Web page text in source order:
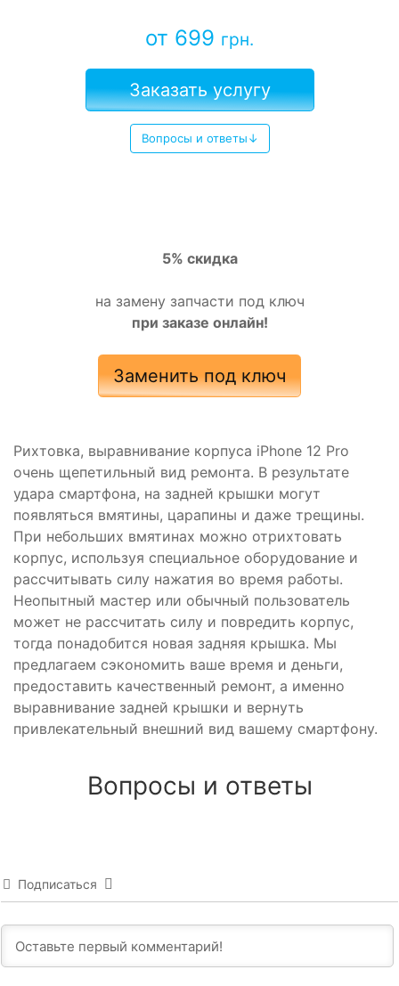
от 699 грн.
Заказать услугу
Вопросы и ответы↓
5% скидка
на замену запчасти под ключ
при заказе онлайн!
Заменить под ключ
Рихтовка, выравнивание корпуса iPhone 12 Pro
очень щепетильный вид ремонта. В результате
удара смартфона, на задней крышки могут
появляться вмятины, царапины и даже трещины.
При небольших вмятинах можно отрихтовать
корпус, используя специальное оборудование и
рассчитывать силу нажатия во время работы.
Неопытный мастер или обычный пользователь
может не рассчитать силу и повредить корпус,
тогда понадобится новая задняя крышка. Мы
предлагаем сэкономить ваше время и деньги,
предоставить качественный ремонт, а именно
выравнивание задней крышки и вернуть
привлекательный внешний вид вашему смартфону.
Вопросы и ответы
Подписаться